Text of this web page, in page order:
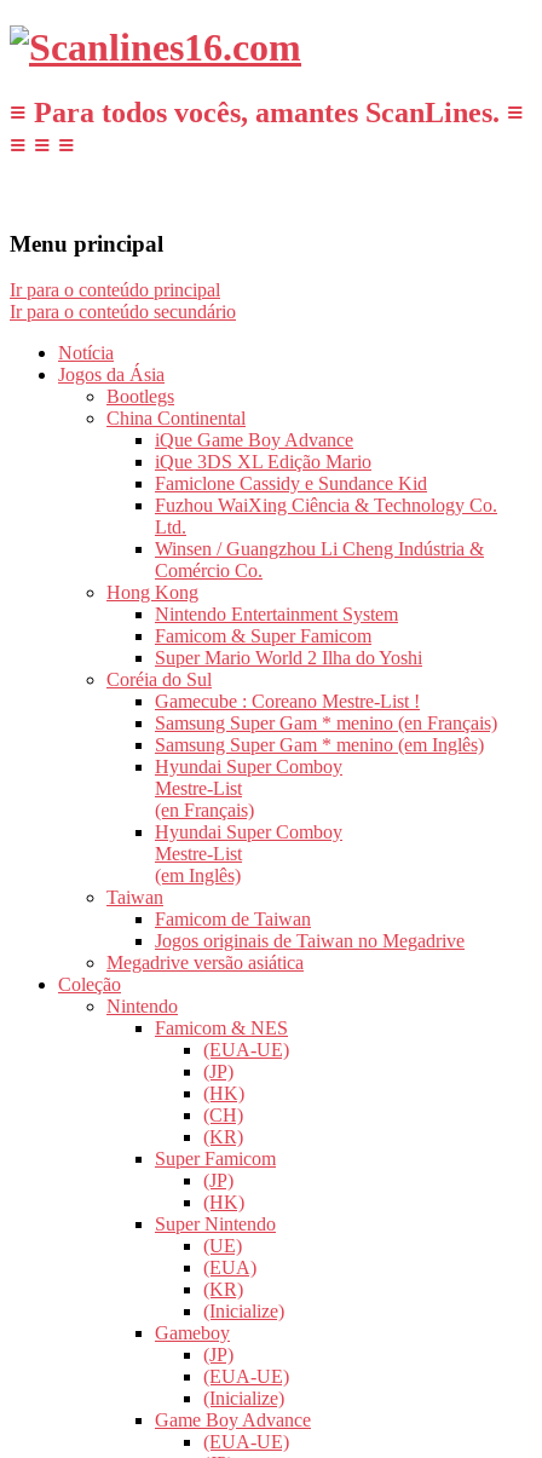
≡ Para todos vocês, amantes ScanLines. ≡
≡ ≡ ≡
Menu principal
Ir para o conteúdo principal
Ir para o conteúdo secundário
Notícia
Jogos da Ásia
Bootlegs
China Continental
iQue Game Boy Advance
iQue 3DS XL Edição Mario
Famiclone Cassidy e Sundance Kid
Fuzhou WaiXing Ciência & Technology Co.
Ltd.
Winsen / Guangzhou Li Cheng Indústria &
Comércio Co.
Hong Kong
Nintendo Entertainment System
Famicom & Super Famicom
Super Mario World 2 Ilha do Yoshi
Coréia do Sul
Gamecube : Coreano Mestre-List !
Samsung Super Gam * menino (en Français)
Samsung Super Gam * menino (em Inglês)
Hyundai Super Comboy
Mestre-List
(en Français)
Hyundai Super Comboy
Mestre-List
(em Inglês)
Taiwan
Famicom de Taiwan
Jogos originais de Taiwan no Megadrive
Megadrive versão asiática
Coleção
Nintendo
Famicom & NES
(EUA-UE)
(JP)
(HK)
(CH)
(KR)
Super Famicom
(JP)
(HK)
Super Nintendo
(UE)
(EUA)
(KR)
(Inicialize)
Gameboy
(JP)
(EUA-UE)
(Inicialize)
Game Boy Advance
(EUA-UE)